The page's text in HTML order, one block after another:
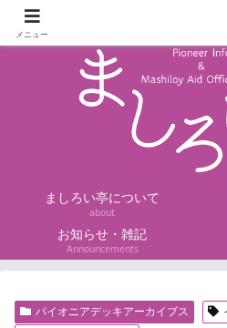
ましろい亭について
about
お知らせ・雑記
Announcements
パイオニアデッキアーカイブス
メニュー